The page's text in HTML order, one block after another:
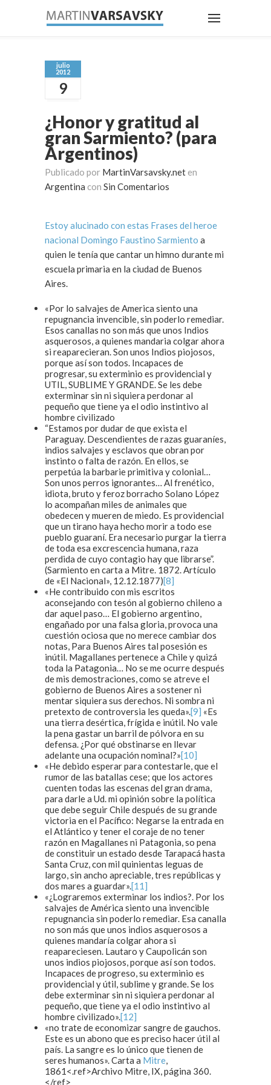
julio
2012
9
¿Honor y gratitud al
gran Sarmiento? (para
Argentinos)
Publicado por MartinVarsavsky.net en
Argentina con Sin Comentarios
Estoy alucinado con estas Frases del heroe
nacional Domingo Faustino Sarmiento a
quien le tenía que cantar un himno durante mi
escuela primaria en la ciudad de Buenos
Aires.
«Por lo salvajes de America siento una
repugnancia invencible, sin poderlo remediar.
Esos canallas no son más que unos Indios
asquerosos, a quienes mandaria colgar ahora
si reaparecieran. Son unos Indios piojosos,
porque así son todos. Incapaces de
progresar, su exterminio es providencial y
UTIL, SUBLIME Y GRANDE. Se les debe
exterminar sin ni siquiera perdonar al
pequeño que tiene ya el odio instintivo al
hombre civilizado
“Estamos por dudar de que exista el
Paraguay. Descendientes de razas guaraníes,
indios salvajes y esclavos que obran por
instinto o falta de razón. En ellos, se
perpetúa la barbarie primitiva y colonial…
Son unos perros ignorantes… Al frenético,
idiota, bruto y feroz borracho Solano López
lo acompañan miles de animales que
obedecen y mueren de miedo. Es providencial
que un tirano haya hecho morir a todo ese
pueblo guaraní. Era necesario purgar la tierra
de toda esa excrescencia humana, raza
perdida de cuyo contagio hay que librarse”.
(Sarmiento en carta a Mitre. 1872. Artículo
de «El Nacional», 12.12.1877)[8]
«He contribuido con mis escritos
aconsejando con tesón al gobierno chileno a
dar aquel paso… El gobierno argentino,
engañado por una falsa gloria, provoca una
cuestión ociosa que no merece cambiar dos
notas, Para Buenos Aires tal posesión es
inútil. Magallanes pertenece a Chile y quizá
toda la Patagonia… No se me ocurre después
de mis demostraciones, como se atreve el
gobierno de Buenos Aires a sostener ni
mentar siquiera sus derechos. Ni sombra ni
pretexto de controversia les queda».[9] «Es
una tierra desértica, frígida e inútil. No vale
la pena gastar un barril de pólvora en su
defensa. ¿Por qué obstinarse en llevar
adelante una ocupación nominal?»[10]
«He debido esperar para contestarle, que el
rumor de las batallas cese; que los actores
cuenten todas las escenas del gran drama,
para darle a Ud. mi opinión sobre la política
que debe seguir Chile después de su grande
victoria en el Pacífico: Negarse la entrada en
el Atlántico y tener el coraje de no tener
razón en Magallanes ni Patagonia, so pena
de constituir un estado desde Tarapacá hasta
Santa Cruz, con mil quinientas leguas de
largo, sin ancho apreciable, tres repúblicas y
dos mares a guardar».[11]
«¿Lograremos exterminar los indios?. Por los
salvajes de América siento una invencible
repugnancia sin poderlo remediar. Esa canalla
no son más que unos indios asquerosos a
quienes mandaría colgar ahora si
reapareciesen. Lautaro y Caupolicán son
unos indios piojosos, porque así son todos.
Incapaces de progreso, su exterminio es
providencial y útil, sublime y grande. Se los
debe exterminar sin ni siquiera perdonar al
pequeño, que tiene ya el odio instintivo al
hombre civilizado».[12]
«no trate de economizar sangre de gauchos.
Este es un abono que es preciso hacer útil al
país. La sangre es lo único que tienen de
seres humanos». Carta a Mitre,
1861<.ref>Archivo Mitre, IX, página 360.
</ref>